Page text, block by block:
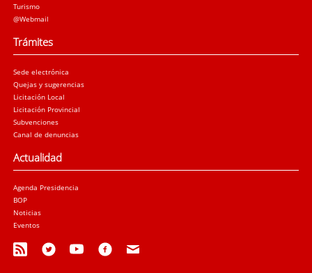
Turismo
@Webmail
Trámites
Sede electrónica
Quejas y sugerencias
Licitación Local
Licitación Provincial
Subvenciones
Canal de denuncias
Actualidad
Agenda Presidencia
BOP
Noticias
Eventos